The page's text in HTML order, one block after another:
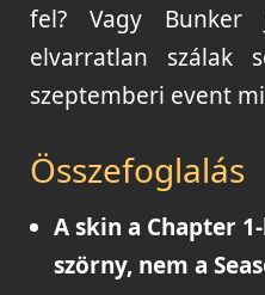
fel? Vagy Bunker
elvarratlan szálak
szeptemberi event
Összefoglalás
A skin a Chapter
szörny, nem a